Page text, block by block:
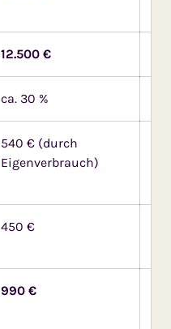
12.500 €
ca. 30 %
540 € (durch
Eigenverbrauch)
450 €
990 €